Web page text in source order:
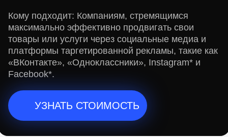
Кому подходит: Компаниям, стремящимся
максимально эффективно продвигать свои
товары или услуги через социальные медиа и
платформы таргетированной рекламы, такие как
«ВКонтакте», «Одноклассники», Instagram* и
Facebook*.
УЗНАТЬ СТОИМОСТЬ